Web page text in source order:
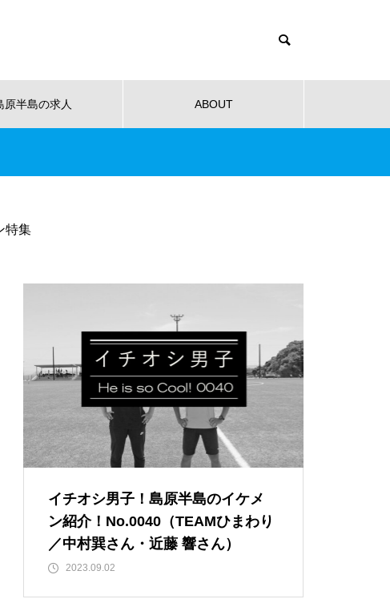
原半島の求人 ABOUT
【NEW OPEN】時を重ねた趣
と、心地よさが調和する和モダ
ンな空間「古民家Café Ryu龍」
【NEW OPEN】トミーズ島原店
究センタ
水まつりで見つけたJC男子！
ルテレマーケティング株式会社 長
崎南島原センター
特集
イチオシ男子！島原半島のイケメ
ン紹介！No.0040（TEAMひまわり
／中村巽さん・近藤 響さん）
2023.09.02